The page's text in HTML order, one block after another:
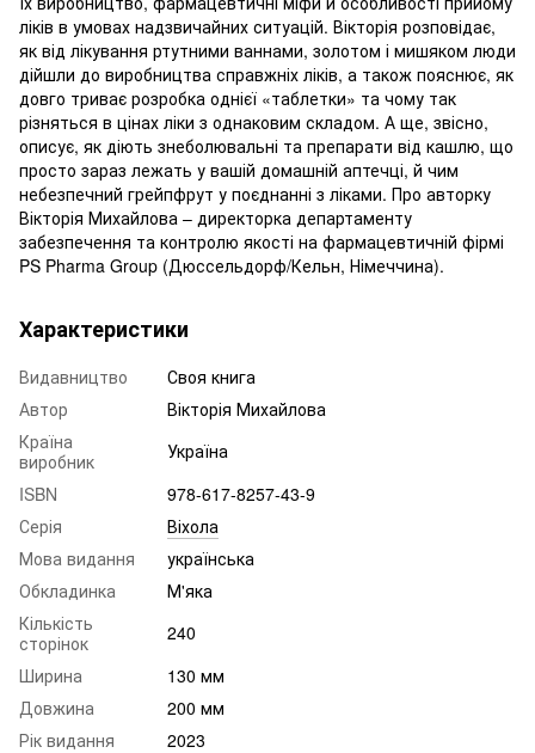
ліків в умовах надзвичайних ситуацій. Вікторія розповідає,
як від лікування ртутними ваннами, золотом і мишяком люди
дійшли до виробництва справжніх ліків, а також пояснює, як
довго триває розробка однієї «таблетки» та чому так
різняться в цінах ліки з однаковим складом. А ще, звісно,
описує, як діють знеболювальні та препарати від кашлю, що
просто зараз лежать у вашій домашній аптечці, й чим
небезпечний грейпфрут у поєднанні з ліками. Про авторку
Вікторія Михайлова – директорка департаменту
забезпечення та контролю якості на фармацевтичній фірмі
PS Pharma Group (Дюссельдорф/Кельн, Німеччина).
Характеристики
Видавництво
Своя книга
Автор
Вікторія Михайлова
Країна
виробник
Україна
ISBN
978-617-8257-43-9
Серія
Віхола
Мова видання
українська
Обкладинка
М'яка
Кількість
сторінок
240
Ширина
130 мм
Довжина
200 мм
Рік видання
2023